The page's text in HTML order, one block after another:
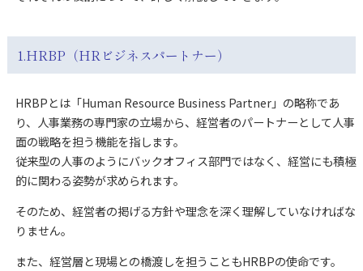
1.HRBP（HRビジネスパートナー）
HRBPとは「Human Resource Business Partner」の略称であ
り、人事業務の専門家の立場から、経営者のパートナーとして人事
面の戦略を担う機能を指します。
従来型の人事のようにバックオフィス部門ではなく、経営にも積極
的に関わる姿勢が求められます。
そのため、経営者の掲げる方針や理念を深く理解していなければな
りません。
また、経営層と現場との橋渡しを担うこともHRBPの使命です。